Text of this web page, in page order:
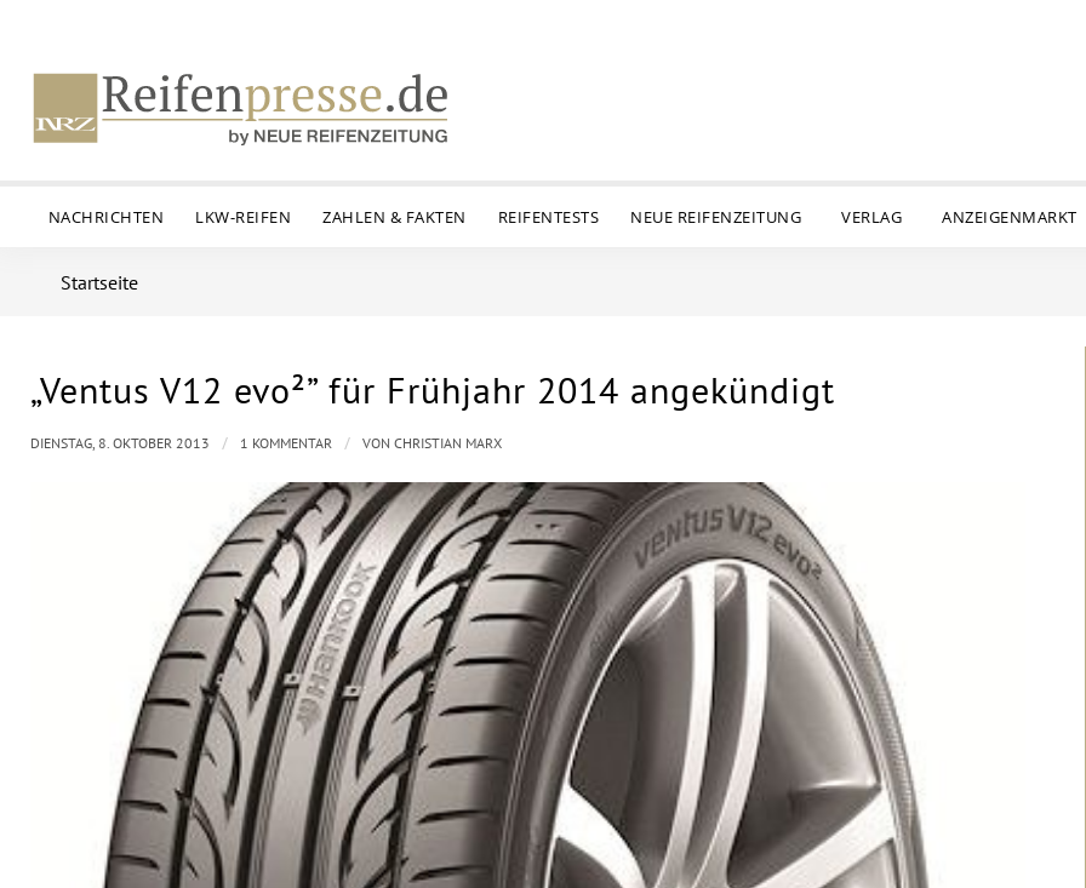
NACHRICHTEN LKW-REIFEN ZAHLEN & FAKTEN REIFENTESTS NEUE REIFENZEITUNG VERLAG ANZEIGENMARKT
Startseite
„Ventus V12 evo²” für Frühjahr 2014 angekündigt
DIENSTAG, 8. OKTOBER 2013 / 1 KOMMENTAR / VON CHRISTIAN MARX
sagt: